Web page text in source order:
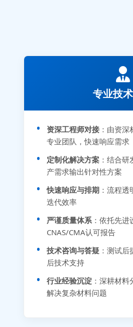
专业技
资深工程师对接 ：由资
专业团队，快速响应需求
定制化解决方案 ：结合
产需求输出针对性方案
快速响应与排期 ：流程
迭代效率
严谨质量体系：依托先进
CNAS/CMA认可报告
技术咨询与答疑 ：测试
后技术支持
行业经验沉淀 ：深耕材
解决复杂材料问题